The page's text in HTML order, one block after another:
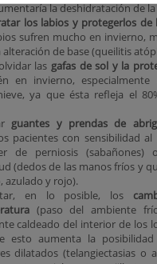
la deshidratación de la
los labios y protegerlos de
sufren mucho en invierno,
alteración de base (queilitis
las gafas de sol y la
en invierno,
ya que ésta refleja el
guantes y prendas de
pacientes con sensibilidad
de perniosis (sabañones)
(dedos de las manos fríos y
azulado y rojo).
en lo posible, los
(paso del ambiente
caldeado del interior de los
esto aumenta la
dilatados (telangiectasias o